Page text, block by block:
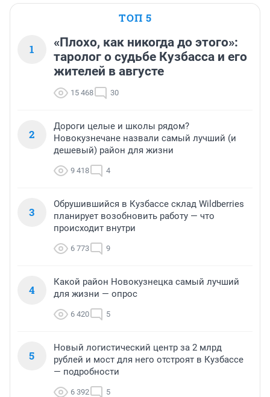
ТОП 5
1
«Плохо, как никогда до этого»:
таролог о судьбе Кузбасса и его
жителей в августе
15 468 30
2
Дороги целые и школы рядом?
Новокузнечане назвали самый лучший (и
дешевый) район для жизни
9 418 4
3
Обрушившийся в Кузбассе склад Wildberries
планирует возобновить работу — что
происходит внутри
6 773 9
4
Какой район Новокузнецка самый лучший
для жизни — опрос
6 420 5
5
Новый логистический центр за 2 млрд
рублей и мост для него отстроят в Кузбассе
— подробности
6 392 5